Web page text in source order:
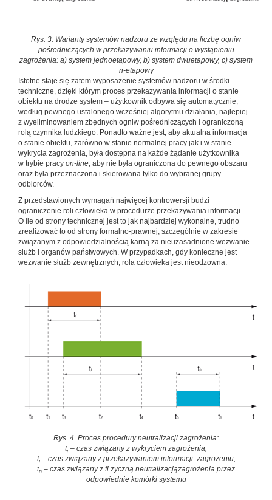
Rys. 3. Warianty systemów nadzoru ze względu na liczbę ogniw
pośredniczących w przekazywaniu informacji o wystąpieniu
zagrożenia: a) system jednoetapowy, b) system dwuetapowy, c) system
n-etapowy
Istotne staje się zatem wyposażenie systemów nadzoru w środki
techniczne, dzięki którym proces przekazywania informacji o stanie
obiektu na drodze system – ­użytkownik ­odbywa się automatycznie,
według pewnego ustalonego wcześniej algorytmu działania, najlepiej
z wyeliminowaniem zbędnych ogniw pośredniczących i ograniczoną
rolą czynnika ludzkiego. Ponadto ważne jest, aby aktualna informacja
o stanie obiektu, zarówno w stanie normalnej pracy jak i w stanie
wykrycia zagrożenia, była dostępna na każde żądanie użytkownika
w trybie pracy on-line, aby nie była ograniczona do pewnego obszaru
oraz była przeznaczona i skierowana tylko do wybranej grupy
odbiorców.
Z przedstawionych wymagań najwięcej kontrowersji budzi
ograniczenie roli człowieka w procedurze przekazywania informacji.
O ile od strony technicznej jest to jak najbardziej wykonalne, trudno
zrealizować to od strony formalno-prawnej, szczególnie w zakresie
związanym z odpowiedzialnością karną za nieuzasadnione wezwanie
służb i organów państwowych. W przypadkach, gdy konieczne jest
wezwanie służb zewnętrznych, rola człowieka jest nieodzowna.
Rys. 4. Proces procedury neutralizacji zagrożenia:
tr– czas związany z wykryciem zagrożenia,
ti– czas związany z przekazywaniem informacji zagrożeniu,
tn – czas związany z fi zyczną neutralizacjązagrożenia przez
odpowiednie komórki systemu